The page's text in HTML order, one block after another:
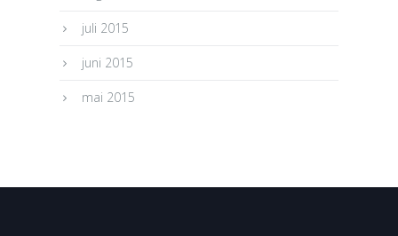
juli 2015
juni 2015
mai 2015